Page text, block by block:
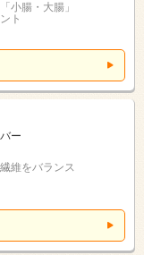
小腸・大腸」
ト
ー
維をバランス